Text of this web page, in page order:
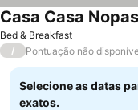
Bed & Breakfast
Ver preços
/ Pontuação não
Selecione as datas
exatos.